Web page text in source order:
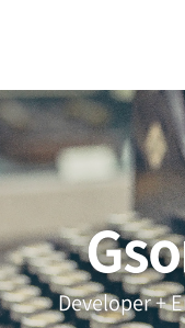
Developer +